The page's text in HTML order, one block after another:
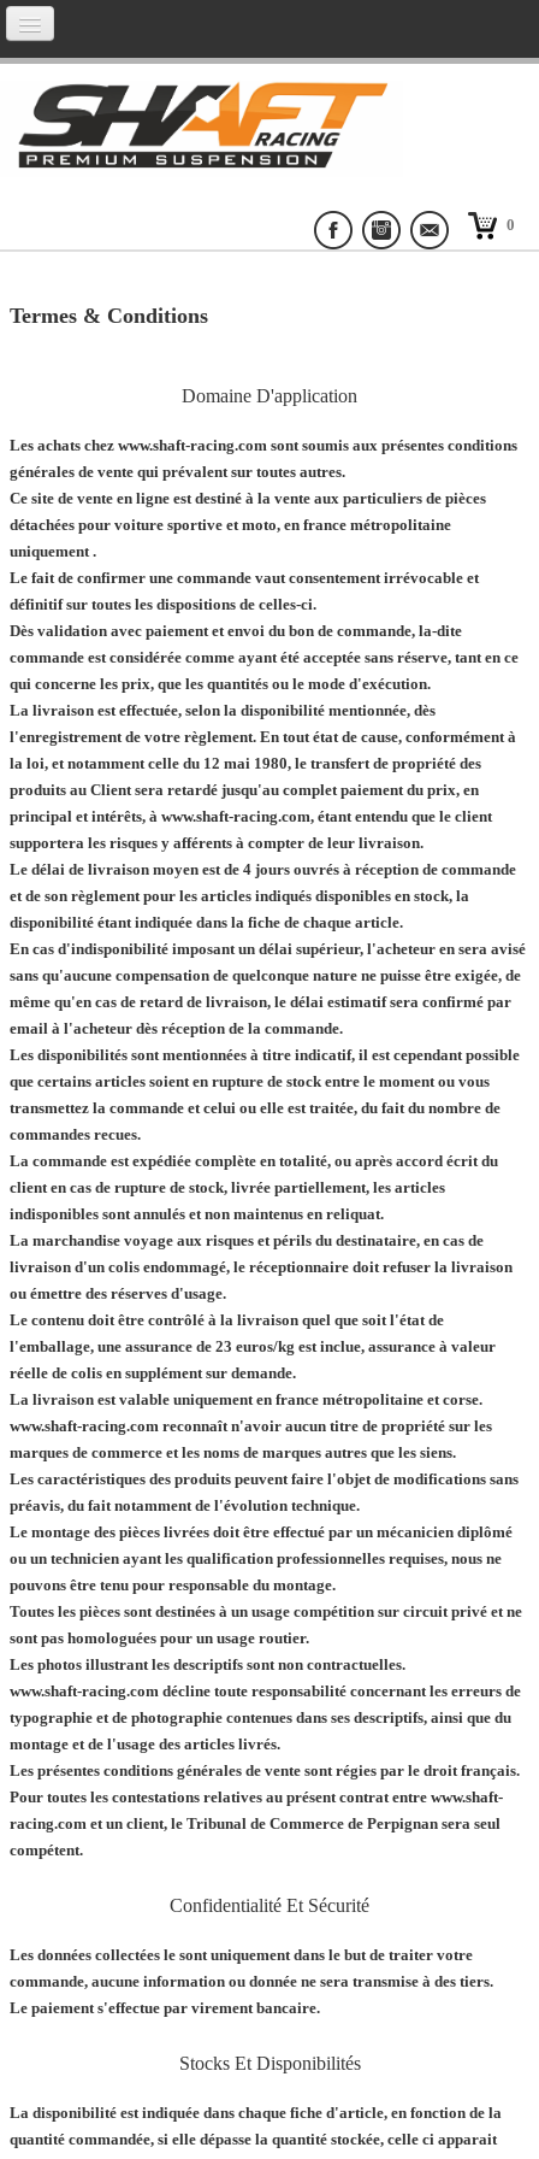
ACCUEIL
PRESTATIONS
BY SHAFT RACING
CONTACT
0
Termes & Conditions
Domaine D'application
Les achats chez www.shaft-racing.com sont soumis aux présentes conditions
générales de vente qui prévalent sur toutes autres.
Ce site de vente en ligne est destiné à la vente aux particuliers de pièces
détachées pour voiture sportive et moto, en france métropolitaine
uniquement .
Le fait de confirmer une commande vaut consentement irrévocable et
définitif sur toutes les dispositions de celles-ci.
Dès validation avec paiement et envoi du bon de commande, la-dite
commande est considérée comme ayant été acceptée sans réserve, tant en ce
qui concerne les prix, que les quantités ou le mode d'exécution.
La livraison est effectuée, selon la disponibilité mentionnée, dès
l'enregistrement de votre règlement. En tout état de cause, conformément à
la loi, et notamment celle du 12 mai 1980, le transfert de propriété des
produits au Client sera retardé jusqu'au complet paiement du prix, en
principal et intérêts, à www.shaft-racing.com, étant entendu que le client
supportera les risques y afférents à compter de leur livraison.
Le délai de livraison moyen est de 4 jours ouvrés à réception de commande
et de son règlement pour les articles indiqués disponibles en stock, la
disponibilité étant indiquée dans la fiche de chaque article.
En cas d'indisponibilité imposant un délai supérieur, l'acheteur en sera avisé
sans qu'aucune compensation de quelconque nature ne puisse être exigée, de
même qu'en cas de retard de livraison, le délai estimatif sera confirmé par
email à l'acheteur dès réception de la commande.
Les disponibilités sont mentionnées à titre indicatif, il est cependant possible
que certains articles soient en rupture de stock entre le moment ou vous
transmettez la commande et celui ou elle est traitée, du fait du nombre de
commandes recues.
La commande est expédiée complète en totalité, ou après accord écrit du
client en cas de rupture de stock, livrée partiellement, les articles
indisponibles sont annulés et non maintenus en reliquat.
La marchandise voyage aux risques et périls du destinataire, en cas de
livraison d'un colis endommagé, le réceptionnaire doit refuser la livraison
ou émettre des réserves d'usage.
Le contenu doit être contrôlé à la livraison quel que soit l'état de
l'emballage, une assurance de 23 euros/kg est inclue, assurance à valeur
réelle de colis en supplément sur demande.
La livraison est valable uniquement en france métropolitaine et corse.
www.shaft-racing.com reconnaît n'avoir aucun titre de propriété sur les
marques de commerce et les noms de marques autres que les siens.
Les caractéristiques des produits peuvent faire l'objet de modifications sans
préavis, du fait notamment de l'évolution technique.
Le montage des pièces livrées doit être effectué par un mécanicien diplômé
ou un technicien ayant les qualification professionnelles requises, nous ne
pouvons être tenu pour responsable du montage.
Toutes les pièces sont destinées à un usage compétition sur circuit privé et ne
sont pas homologuées pour un usage routier.
Les photos illustrant les descriptifs sont non contractuelles.
www.shaft-racing.com décline toute responsabilité concernant les erreurs de
typographie et de photographie contenues dans ses descriptifs, ainsi que du
montage et de l'usage des articles livrés.
Les présentes conditions générales de vente sont régies par le droit français.
Pour toutes les contestations relatives au présent contrat entre www.shaft-
racing.com et un client, le Tribunal de Commerce de Perpignan sera seul
compétent.
Confidentialité Et Sécurité
Les données collectées le sont uniquement dans le but de traiter votre
commande, aucune information ou donnée ne sera transmise à des tiers.
Le paiement s'effectue par virement bancaire.
Stocks Et Disponibilités
La disponibilité est indiquée dans chaque fiche d'article, en fonction de la
quantité commandée, si elle dépasse la quantité stockée, celle ci apparait